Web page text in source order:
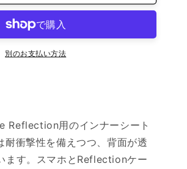
別のお支払い方法
Reflection用のインナーシート
衝撃性を備えつつ、背面が透
ます。スマホとReflectionケー